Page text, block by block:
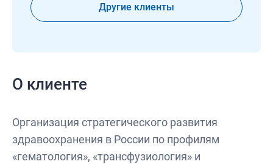
Другие клиенты
О клиенте
Организация стратегического развития
здравоохранения в России по профилям
«гематология», «трансфузиология» и